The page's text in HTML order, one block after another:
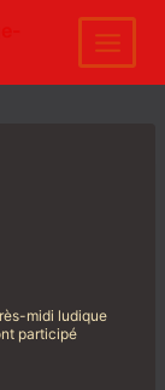
midi ludique
participé